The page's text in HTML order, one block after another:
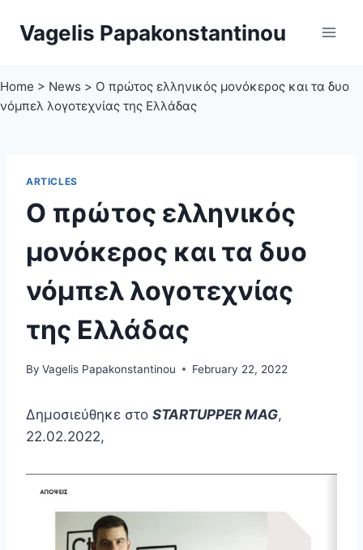
Vagelis Papakonstantinou
Home > News > Ο πρώτος ελληνικός μονόκερος και τα δυο
νόμπελ λογοτεχνίας της Ελλάδας
ARTICLES
Ο πρώτος ελληνικός
μονόκερος και τα δυο
νόμπελ λογοτεχνίας
της Ελλάδας
By Vagelis Papakonstantinou February 22, 2022
Δημοσιεύθηκε στο STARTUPPER MAG,
22.02.2022,